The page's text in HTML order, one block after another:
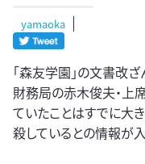
yamaoka
「森友学園」の文書改
財務局の赤木俊夫・上
ていたことはすでに大
殺しているとの情報が入